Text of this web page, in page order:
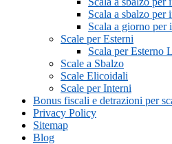
Scala a sbalzo
Scala a giorno per
Scale per Esterni
Scala per Esterno
Scale a Sbalzo
Scale Elicoidali
Scale per Interni
Bonus fiscali e detrazioni per
Privacy Policy
Sitemap
Blog